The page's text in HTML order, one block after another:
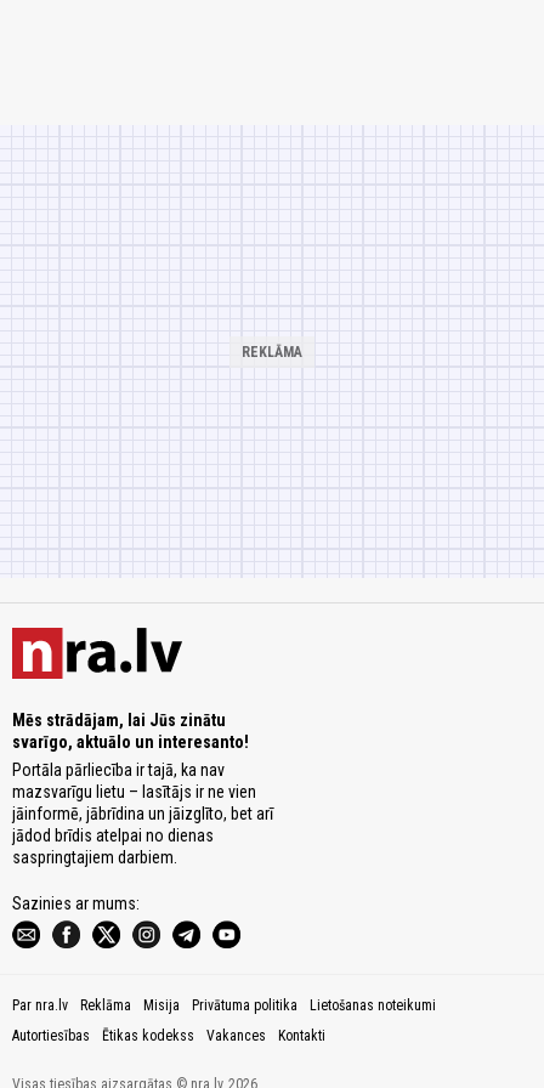
Mēs strādājam, lai Jūs zinātu
svarīgo, aktuālo un interesanto!
Portāla pārliecība ir tajā, ka nav
mazsvarīgu lietu – lasītājs ir ne vien
jāinformē, jābrīdina un jāizglīto, bet arī
jādod brīdis atelpai no dienas
saspringtajiem darbiem.
Sazinies ar mums:
Par nra.lv Reklāma Misija Privātuma politika
Lietošanas noteikumi
Autortiesības
Ētikas kodekss Vakances Kontakti
Visas tiesības aizsargātas © nra.lv, 2026